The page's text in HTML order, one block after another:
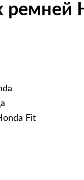
ремней
Fit